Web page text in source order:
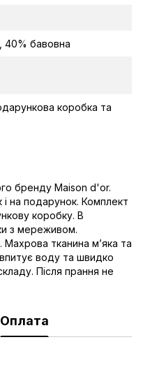
40% бавовна
коробка та
бренду Maison d'or.
на подарунок. Комплект
коробку. В
з мереживом.
тканина мʼяка та
воду та швидко
Після прання не
Оплата